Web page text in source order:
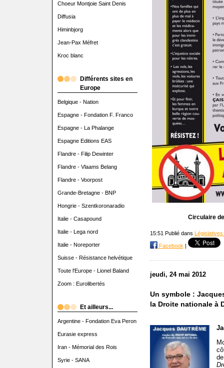
Choeur Montjoie Saint Denis
Diffusia
Himinbjorg
Jean-Pax Méfret
Kroc blanc
Différents sites en
Europe
Belgique - Nation
Espagne - Fondation F. Franco
Espagne - La Phalange
Espagne Editions EAS
Flandre - Filip Dewinter
Flandre - Vlaams Belang
Flandre - Voorpost
Grande-Bretagne - BNP
Hongrie - Szentkoronaradio
Italie - Casapound
Italie - Lega nord
Italie - Noreporter
Suisse - Résistance helvétique
Toute l'Europe - Lionel Baland
Zoom : Eurolibertés
Et ailleurs...
Argentine - Fondation Eva Peron
Eurasie express
Iran - Mémorial des Rois
Syrie - SANA
Circulaire
15:51 Publié dans Législatives
Facebook |
jeudi, 24 mai 2012
Un symbole :
la Droite nationale à